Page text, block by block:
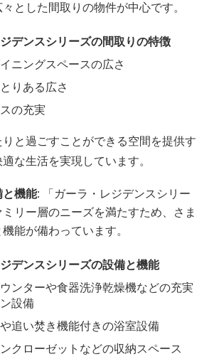
とした間取りの物件が中心です。
デンスシリーズの間取りの特徴
ニングスペースの広さ
りある広さ
の充実
と過ごすことができる空間を提供す
な生活を実現しています。
と機能: 「ガーラ・レジデンスシリー
リー層のニーズを満たすため、さま
能が備わっています。
デンスシリーズの設備と機能
ンターや食器洗浄乾燥機などの充実
設備
追い焚き機能付きの浴室設備
クローゼットなどの収納スペース